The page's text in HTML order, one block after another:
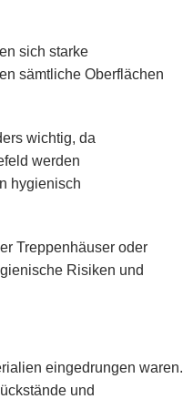
sich starke
sämtliche Oberflächen
wichtig, da
werden
hygienisch
Treppenhäuser oder
Risiken und
eingedrungen waren.
und